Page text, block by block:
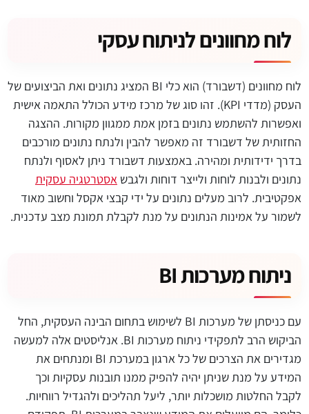
לוח מחוונים לניתוח עסקי
לוח מחוונים (דשבורד) הוא כלי BI המציג נתונים ואת הביצועים של
העסק (מדדי KPI). זהו סוג של מרכז מידע הכולל התאמה אישית
ואפשרות להשתמש נתונים בזמן אמת ממגוון מקורות. ההצגה
החזותית של דשבורד זה מאפשר להבין ולנתח נתונים מורכבים
בדרך ידידותית ומהירה. באמצעות דשבורד ניתן לאסוף ולנתח
נתונים ולבנות לוחות ולייצר דוחות ולגבש אסטרטגיה עסקית
אפקטיבית. לרוב מעלים נתונים על ידי קבצי אקסל וחשוב מאוד
לשמור על אמינות הנתונים על מנת לקבלת תמונת מצב עדכנית.
ניתוח מערכות BI
עם כניסתן של מערכות BI לשימוש בתחום הבינה העסקית, החל
הביקוש הרב לתפקידי ניתוח מערכות BI. אנליסטים אלה למעשה
מגדירים את הצרכים של כל ארגון במערכת BI ומנתחים את
המידע על מנת שניתן יהיה להפיק ממנו תובנות עסקיות וכך
לקבל החלטות מושכלות יותר, ליעל תהליכים ולהגדיל רווחיות.